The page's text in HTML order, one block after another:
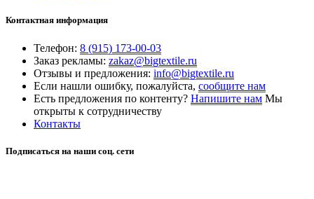
Контактная информация
Телефон: 8 (915) 173-00-03
Заказ рекламы: zakaz@bigtextile.ru
Отзывы и предложения: info@bigtextile.ru
Если нашли ошибку, пожалуйста, сообщите нам
Есть предложения по контенту? Напишите нам Мы
открыты к сотрудничеству
Контакты
Подписаться на наши соц. сети